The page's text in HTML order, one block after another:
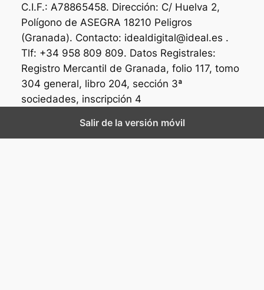
C.I.F.: A78865458. Dirección: C/ Huelva 2,
Polígono de ASEGRA 18210 Peligros
(Granada). Contacto: idealdigital@ideal.es .
Tlf: +34 958 809 809. Datos Registrales:
Registro Mercantil de Granada, folio 117, tomo
304 general, libro 204, sección 3ª
sociedades, inscripción 4
Salir de la versión móvil